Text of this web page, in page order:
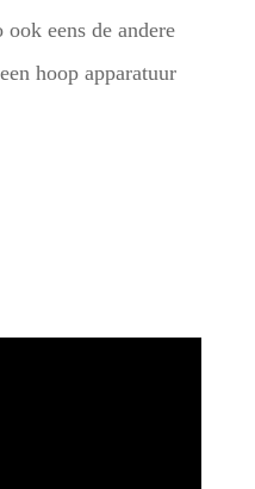
ook eens de andere
hoop apparatuur